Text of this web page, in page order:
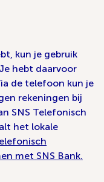
kun je gebruik
hebt daarvoor
de telefoon kun je
rekeningen bij
SNS Telefonisch
het lokale
met SNS Bank.